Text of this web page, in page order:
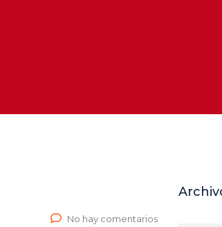
No hay comentarios